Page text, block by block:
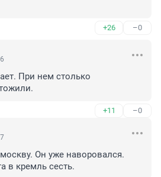
+26 –0
При нем столько
+11 –0
Он уже наворовался.
в кремль сесть.